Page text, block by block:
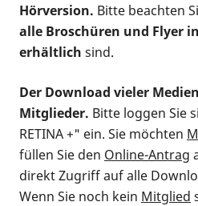
Hörversion. Bitte beachten
alle Broschüren und Flyer
erhältlich sind.
Der Download vieler
Mitglieder. Bitte loggen Sie
RETINA +" ein. Sie möchten
füllen Sie den Online-Antrag
direkt Zugriff auf alle
Wenn Sie noch kein Mitglied